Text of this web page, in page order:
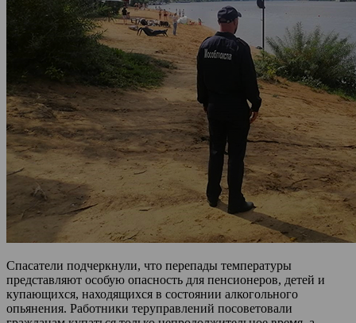
Спасатели подчеркнули, что перепады температуры
представляют особую опасность для пенсионеров, детей и
купающихся, находящихся в состоянии алкогольного
опьянения. Работники теруправлений посоветовали